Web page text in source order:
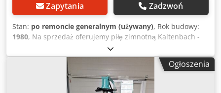
Zapytania Zadzwoń
Stan: po remoncie generalnym (używany), Rok budowy:
1980, Na sprzedaż oferujemy piłę zimnotną Kaltenbach -
różne wersje i modele dostępne na magazynie. Csdpfjzk U
Afjx Afperf Maszyna została starannie odnowiona zarówno
pod względem technicznym, jak i wizualnym. Przekładnia
oczywiście bez luzów! Typ: KKS 400 H Średnica tarczy: 400
mm Moc silnika: 1,8/2,7 kW Prędkość cięcia: 10/20, 13/26,
Ogłoszenia